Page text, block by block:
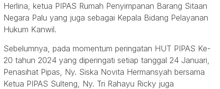
Herlina, ketua PIPAS Rumah Penyimpanan Barang Sitaan
Negara Palu yang juga sebagai Kepala Bidang Pelayanan
Hukum Kanwil.
Sebelumnya, pada momentum peringatan HUT PIPAS Ke-
20 tahun 2024 yang diperingati setiap tanggal 24 Januari,
Penasihat Pipas, Ny. Siska Novita Hermansyah bersama
Ketua PIPAS Sulteng, Ny. Tri Rahayu Ricky juga